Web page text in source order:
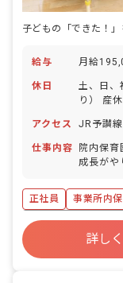
給与 月給
休日
土、日、
り） 産
アクセス
JR予讃
仕事内容
院内保育
成長がや
食事・睡
・集団生
の計画・
正社員 事業所内
ボーナス・賞与あり
福利厚生充実
昇
詳し